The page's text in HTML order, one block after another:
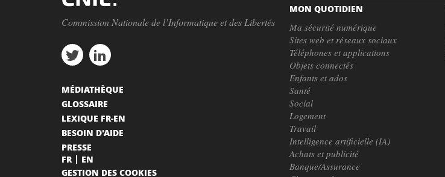
Commission Nationale de l’Informatique et des Libertés
MON QUOTIDIEN
Ma sécurité numérique
Sites web et réseaux sociaux
Téléphones et applications
Objets connectés
Enfants et ados
Santé
Social
Logement
Travail
Intelligence artificielle (IA)
Achats et publicité
Banque/Assurance
MÉDIATHÈQUE
GLOSSAIRE
LEXIQUE FR-EN
BESOIN D'AIDE
PRESSE
FR
EN
GESTION DES COOKIES